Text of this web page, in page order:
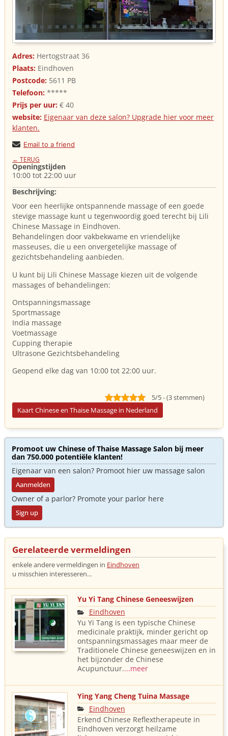
Adres: Hertogstraat 36
Plaats: Eindhoven
Postcode: 5611 PB
Telefoon: *****
Prijs per uur: € 40
website: Eigenaar van deze salon? Upgrade hier voor meer
klanten.
Email to a friend
← TERUG
Openingstijden
10:00 tot 22:00 uur
Beschrijving:
Voor een heerlijke ontspannende massage of een goede
stevige massage kunt u tegenwoordig goed terecht bij Lili
Chinese Massage in Eindhoven.
Behandelingen door vakbekwame en vriendelijke
masseuses, die u een onvergetelijke massage of
gezichtsbehandeling aanbieden.
U kunt bij Lili Chinese Massage kiezen uit de volgende
massages of behandelingen:
Ontspanningsmassage
Sportmassage
India massage
Voetmassage
Cupping therapie
Ultrasone Gezichtsbehandeling
Geopend elke dag van 10:00 tot 22:00 uur.
5/5 - (3 stemmen)
Kaart Chinese en Thaise Massage in Nederland
Promoot uw Chinese of Thaise Massage Salon bij meer
dan 750.000 potentiële klanten!
Eigenaar van een salon? Promoot hier uw massage salon
Aanmelden
Owner of a parlor? Promote your parlor here
Sign up
Gerelateerde vermeldingen
enkele andere vermeldingen in Eindhoven
u misschien interesseren...
Yu Yi Tang Chinese Geneeswijzen
Eindhoven
Yu Yi Tang is een typische Chinese
medicinale praktijk, minder gericht op
ontspanningsmassages maar meer de
Traditionele Chinese geneeswijzen en in
het bijzonder de Chinese
Acupunctuur....meer
Ying Yang Cheng Tuina Massage
Eindhoven
Erkend Chinese Reflextherapeute in
Eindhoven verzorgt heilzame